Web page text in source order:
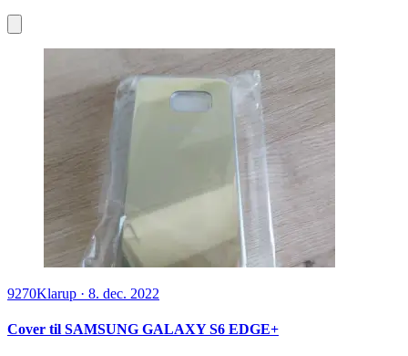
9270Klarup · 8. dec. 2022
Cover til SAMSUNG GALAXY S6 EDGE+